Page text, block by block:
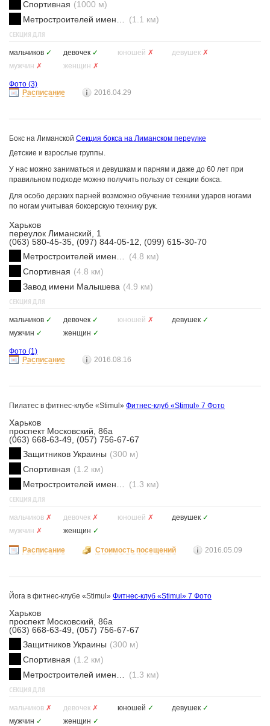
Спортивная (1000 м)
(1.1 км)
СЕКЦИЯ ДЛЯ
мальчиков ✓ девочек ✓ юношей ✗ девушек ✗
мужчин ✗ женщин ✗
Фото (3)
Расписание
2016.04.29
Бокс на Лиманской Секция бокса на Лиманском переулке
Детские и взрослые группы.
У нас можно заниматься и девушкам и парням и даже до 60 лет при
правильном подходе можно получить пользу от секции бокса.
Для особо дерзких парней возможно обучение техники ударов ногами
по ногам учитывая боксерскую технику рук.
Харьков
переулок Лиманский, 1
(063) 580-45-35, (097) 844-05-12, (099) 615-30-70
(4.8 км)
Спортивная (4.8 км)
Завод имени Малышева (4.9 км)
СЕКЦИЯ ДЛЯ
мальчиков ✓ девочек ✓ юношей ✗ девушек ✓
мужчин ✓ женщин ✓
Фото (1)
Расписание
2016.08.16
Пилатес в фитнес-клубе «Stimul» Фитнес-клуб «Stimul» 7 Фото
Харьков
проспект Московский, 86а
(063) 668-63-49, (057) 756-67-67
Защитников Украины (300 м)
Спортивная (1.2 км)
(1.3 км)
СЕКЦИЯ ДЛЯ
мальчиков ✗ девочек ✗ юношей ✗ девушек ✓
мужчин ✗ женщин ✓
Расписание Стоимость посещений 2016.05.09
Йога в фитнес-клубе «Stimul» Фитнес-клуб «Stimul» 7 Фото
Харьков
проспект Московский, 86а
(063) 668-63-49, (057) 756-67-67
Защитников Украины (300 м)
Спортивная (1.2 км)
(1.3 км)
СЕКЦИЯ ДЛЯ
мальчиков ✗ девочек ✗ юношей ✓ девушек ✓
мужчин ✓ женщин ✓